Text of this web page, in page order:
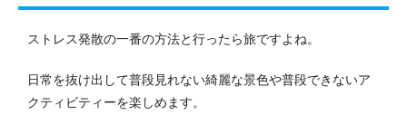
ストレス発散の一番の方法と行ったら旅ですよね。
日常を抜け出して普段見れない綺麗な景色や普段できないア
クティビティーを楽しめます。